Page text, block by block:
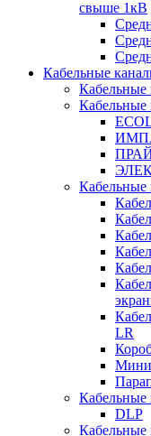
свыше 1кВ
Кабельные
Кабельные
LR
Мини
DLP